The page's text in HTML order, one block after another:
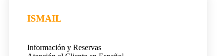
ISMAIL
Información y Reservas